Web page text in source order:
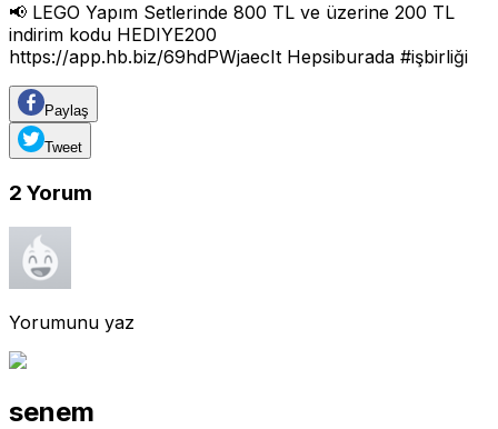
📢 LEGO Yapım Setlerinde 800 TL ve üzerine 200 TL
indirim kodu HEDIYE200
https://app.hb.biz/69hdPWjaecIt Hepsiburada #işbirliği
Paylaş
Tweet
2 Yorum
Yorumunu yaz
senem